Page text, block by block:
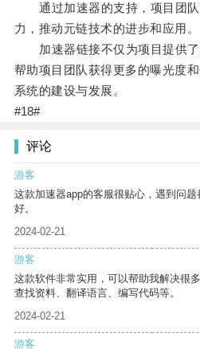
通过加速器的支持，项目团队
力，推动元链技术的进步和应用。
加速器链接不仅为项目提供了
帮助项目团队获得更多的曝光度
系统的建设与发展。
#18#
评论
游客
这款加速器app的客服很贴心，遇到问
好。
2024-02-21
游客
这款软件非常实用，可以帮助我解决很
查找资料、翻译语言、编写代码等。
2024-02-21
游客